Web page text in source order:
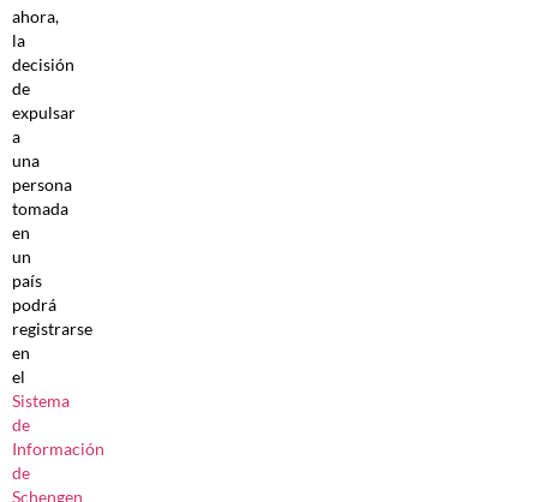
ahora,
la
decisión
de
expulsar
a
una
persona
tomada
en
un
país
podrá
registrarse
en
el
Sistema
de
Información
de
Schengen